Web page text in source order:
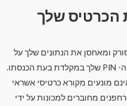
הכרטיס שלך
ומאחסן את הנתונים שלך על
הרצועה המגנטית ובכך רושם את מספר ה- PIN שלך במקלדת בעת הכנסתו.
מונעים מקורא כרטיסי אשראי
מחוברים למכונות על ידי